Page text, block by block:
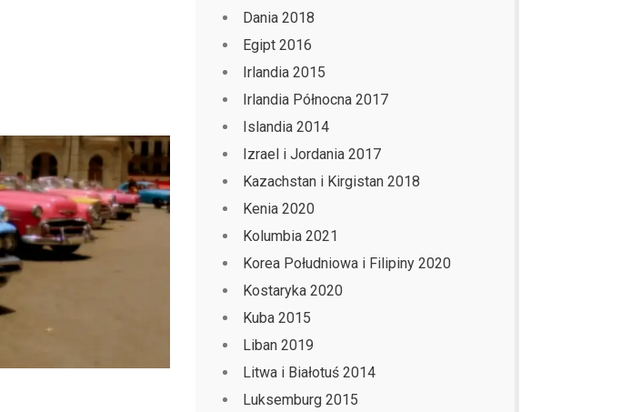
Dania 2018
Egipt 2016
Irlandia 2015
Irlandia Północna 2017
Islandia 2014
Izrael i Jordania 2017
Kazachstan i Kirgistan 2018
Kenia 2020
Kolumbia 2021
Korea Południowa i Filipiny 2020
Kostaryka 2020
Kuba 2015
Liban 2019
Litwa i Białotuś 2014
Luksemburg 2015